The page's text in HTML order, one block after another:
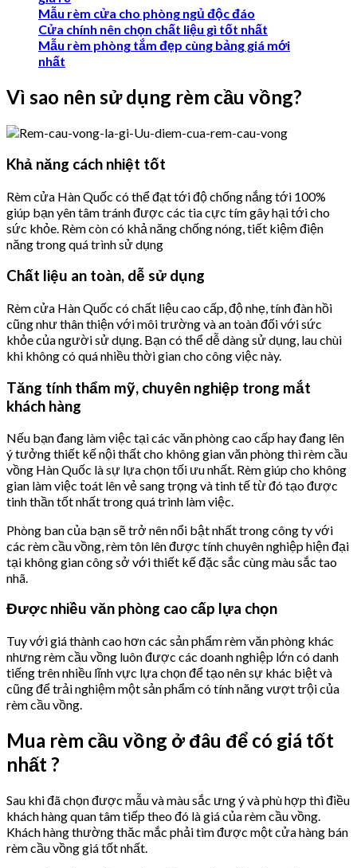
Mẫu rèm cửa cho phòng ngủ độc đáo
Cửa chính nên chọn chất liệu gì tốt nhất
Mẫu rèm phòng tắm đẹp cùng bảng giá mới
nhất
Vì sao nên sử dụng rèm cầu vồng?
Khả năng cách nhiệt tốt
Rèm cửa Hàn Quốc có thể đạt tới độ chống nắng tới 100%
giúp bạn yên tâm tránh được các tia cực tím gây hại tới cho
sức khỏe. Rèm còn có khả năng chống nóng, tiết kiệm điện
năng trong quá trình sử dụng
Chất liệu an toàn, dễ sử dụng
Rèm cửa Hàn Quốc có chất liệu cao cấp, độ nhẹ, tính đàn hồi
cũng như thân thiện với môi trường và an toàn đối với sức
khỏe của người sử dụng. Bạn có thể dễ dàng sử dụng, lau chùi
khi không có quá nhiều thời gian cho công việc này.
Tăng tính thẩm mỹ, chuyên nghiệp trong mắt
khách hàng
Nếu bạn đang làm việc tại các văn phòng cao cấp hay đang lên
ý tưởng thiết kế nội thất cho không gian văn phòng thì rèm cầu
vồng Hàn Quốc là sự lựa chọn tối ưu nhất. Rèm giúp cho không
gian làm việc toát lên vẻ sang trọng và tinh tế từ đó tạo được
tinh thần tốt nhất trong quá trình làm việc.
Phòng ban của bạn sẽ trở nên nổi bật nhất trong công ty với
các rèm cầu vồng, rèm tôn lên được tính chuyên nghiệp hiện đại
tại không gian công sở với thiết kế đặc sắc cùng màu sắc tao
nhã.
Được nhiều văn phòng cao cấp lựa chọn
Tuy với giá thành cao hơn các sản phẩm rèm văn phòng khác
nhưng rèm cầu vồng luôn được các doanh nghiệp lớn có danh
tiếng trên nhiều lĩnh vực lựa chọn để tạo nên sự khác biệt và
cũng để trải nghiệm một sản phẩm có tính năng vượt trội của
rèm cầu vồng.
Mua rèm cầu vồng ở đâu để có giá tốt
nhất ?
Sau khi đã chọn được mẫu và màu sắc ưng ý và phù hợp thì điều
khách hàng quan tâm tiếp theo đó là giá của rèm cầu vồng.
Khách hàng thường thăc mắc phải tìm được một cửa hàng bán
rèm cầu vồng giá tốt nhất.